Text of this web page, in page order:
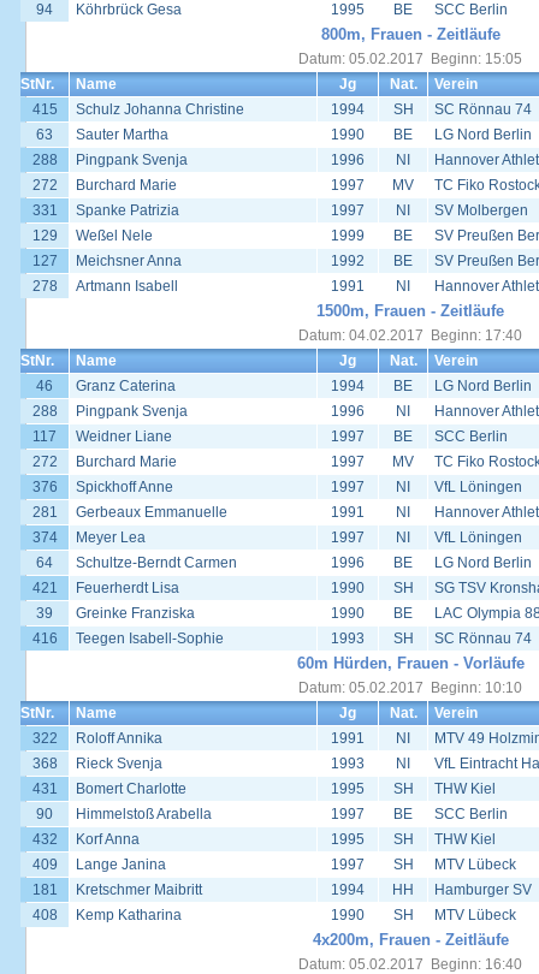
94
Köhrbrück Gesa 1995 BE SCC Berlin
800m, Frauen - Zeitläufe
Datum: 05.02.2017 Beginn: 15:05
StNr.
Name Jg Nat.
Verein
415
Schulz Johanna Christine 1994 SH
SC Rönnau 74
63
Sauter Martha 1990 BE
LG Nord Berlin
288
Pingpank Svenja 1996 NI
Hannover
272
Burchard Marie 1997 MV
TC Fiko
331
Spanke Patrizia 1997 NI
SV Molbergen
129
Weßel Nele 1999 BE
SV Preußen
127
Meichsner Anna 1992 BE
SV Preußen
278
Artmann Isabell 1991 NI Hannover
1500m, Frauen - Zeitläufe
Datum: 04.02.2017 Beginn: 17:40
StNr.
Name Jg Nat.
Verein
46
Granz Caterina 1994 BE
LG Nord Berlin
288
Pingpank Svenja 1996 NI
Hannover
117
Weidner Liane 1997 BE
SCC Berlin
272
Burchard Marie 1997 MV
TC Fiko
376
Spickhoff Anne 1997 NI
VfL Löningen
281
Gerbeaux Emmanuelle 1991 NI
Hannover
374
Meyer Lea 1997 NI
VfL Löningen
64
Schultze-Berndt Carmen 1996 BE
LG Nord Berlin
421
Feuerherdt Lisa 1990 SH
SG TSV
39
Greinke Franziska 1990 BE
LAC Olympia
416
Teegen Isabell-Sophie 1993 SH SC Rönnau 74
60m Hürden, Frauen - Vorläufe
Datum: 05.02.2017 Beginn: 10:10
StNr.
Name Jg Nat.
Verein
322
Roloff Annika 1991 NI
MTV 49
368
Rieck Svenja 1993 NI
VfL Eintracht
431
Bomert Charlotte 1995 SH
THW Kiel
90
Himmelstoß Arabella 1997 BE
SCC Berlin
432
Korf Anna 1995 SH
THW Kiel
409
Lange Janina 1997 SH
MTV Lübeck
181
Kretschmer Maibritt 1994 HH
Hamburger SV
408
Kemp Katharina 1990 SH MTV Lübeck
4x200m, Frauen - Zeitläufe
Datum: 05.02.2017 Beginn: 16:40